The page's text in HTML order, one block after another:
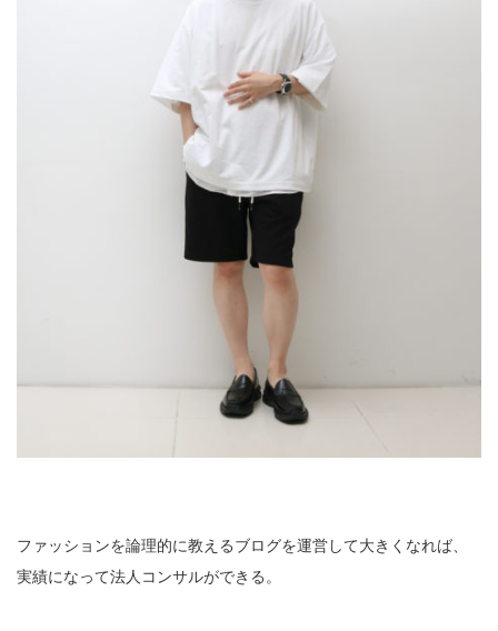
ファッションを論理的に教えるブログを運営して大きくなれば、
実績になって法人コンサルができる。